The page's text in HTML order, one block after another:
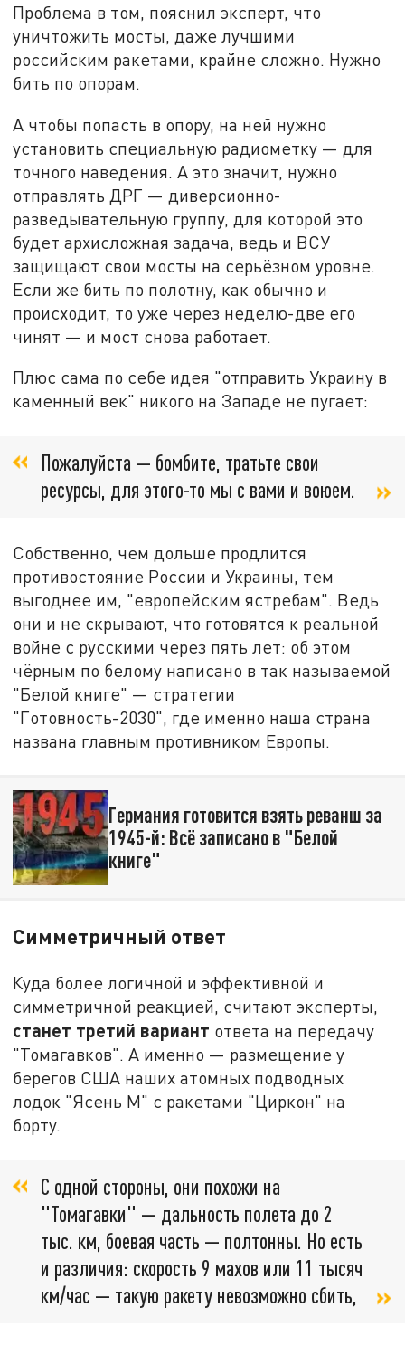
Проблема в том, пояснил эксперт, что
уничтожить мосты, даже лучшими
российским ракетами, крайне сложно. Нужно
бить по опорам.
А чтобы попасть в опору, на ней нужно
установить специальную радиометку — для
точного наведения. А это значит, нужно
отправлять ДРГ — диверсионно-
разведывательную группу, для которой это
будет архисложная задача, ведь и ВСУ
защищают свои мосты на серьёзном уровне.
Если же бить по полотну, как обычно и
происходит, то уже через неделю-две его
чинят — и мост снова работает.
Плюс сама по себе идея "отправить Украину в
каменный век" никого на Западе не пугает:
Пожалуйста — бомбите, тратьте свои
ресурсы, для этого-то мы с вами и воюем.
Собственно, чем дольше продлится
противостояние России и Украины, тем
выгоднее им, "европейским ястребам". Ведь
они и не скрывают, что готовятся к реальной
войне с русскими через пять лет: об этом
чёрным по белому написано в так называемой
"Белой книге" — стратегии
"Готовность-2030", где именно наша страна
названа главным противником Европы.
Германия готовится взять реванш за
1945-й: Всё записано в "Белой
книге"
Симметричный ответ
Куда более логичной и эффективной и
симметричной реакцией, считают эксперты,
станет третий вариант ответа на передачу
"Томагавков". А именно — размещение у
берегов США наших атомных подводных
лодок "Ясень М" с ракетами "Циркон" на
борту.
С одной стороны, они похожи на
"Томагавки" — дальность полета до 2
тыс. км, боевая часть — полтонны. Но есть
и различия: скорость 9 махов или 11 тысяч
км/час — такую ракету невозможно сбить,